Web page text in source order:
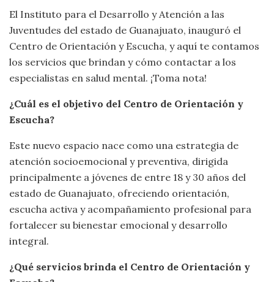
El Instituto para el Desarrollo y Atención a las
Juventudes del estado de Guanajuato, inauguró el
Centro de Orientación y Escucha, y aquí te contamos
los servicios que brindan y cómo contactar a los
especialistas en salud mental. ¡Toma nota!
¿Cuál es el objetivo del Centro de Orientación y
Escucha?
Este nuevo espacio nace como una estrategia de
atención socioemocional y preventiva, dirigida
principalmente a jóvenes de entre 18 y 30 años del
estado de Guanajuato, ofreciendo orientación,
escucha activa y acompañamiento profesional para
fortalecer su bienestar emocional y desarrollo
integral.
¿Qué servicios brinda el Centro de Orientación y